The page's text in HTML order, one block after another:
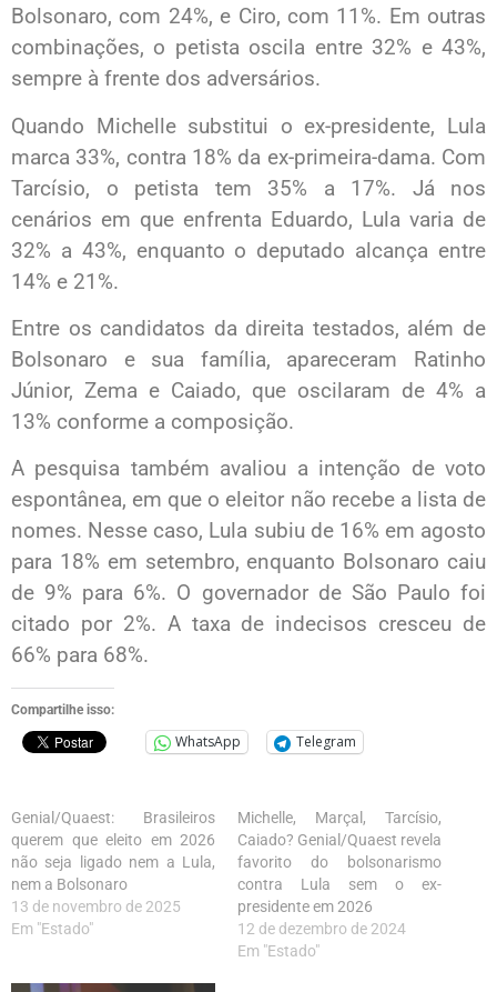
Bolsonaro, com 24%, e Ciro, com 11%. Em outras
combinações, o petista oscila entre 32% e 43%,
sempre à frente dos adversários.
Quando Michelle substitui o ex-presidente, Lula
marca 33%, contra 18% da ex-primeira-dama. Com
Tarcísio, o petista tem 35% a 17%. Já nos
cenários em que enfrenta Eduardo, Lula varia de
32% a 43%, enquanto o deputado alcança entre
14% e 21%.
Entre os candidatos da direita testados, além de
Bolsonaro e sua família, apareceram Ratinho
Júnior, Zema e Caiado, que oscilaram de 4% a
13% conforme a composição.
A pesquisa também avaliou a intenção de voto
espontânea, em que o eleitor não recebe a lista de
nomes. Nesse caso, Lula subiu de 16% em agosto
para 18% em setembro, enquanto Bolsonaro caiu
de 9% para 6%. O governador de São Paulo foi
citado por 2%. A taxa de indecisos cresceu de
66% para 68%.
Compartilhe isso:
WhatsApp Telegram
Genial/Quaest: Brasileiros
querem que eleito em 2026
não seja ligado nem a Lula,
nem a Bolsonaro
13 de novembro de 2025
Em "Estado"
Michelle, Marçal, Tarcísio,
Caiado? Genial/Quaest revela
favorito do bolsonarismo
contra Lula sem o ex-
presidente em 2026
12 de dezembro de 2024
Em "Estado"